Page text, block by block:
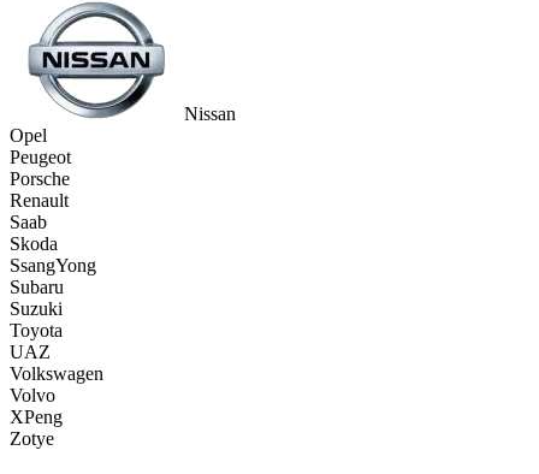
Nissan
Opel
Peugeot
Porsche
Renault
Saab
Skoda
SsangYong
Subaru
Suzuki
Toyota
UAZ
Volkswagen
Volvo
XPeng
Zotye